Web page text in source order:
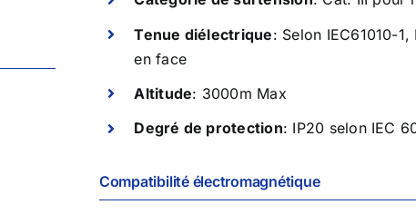
Tenue diélectrique: Selon IEC61010-
en face
Altitude: 3000m Max
Degré de protection: IP20 selon IEC
Compatibilité électromagnétique